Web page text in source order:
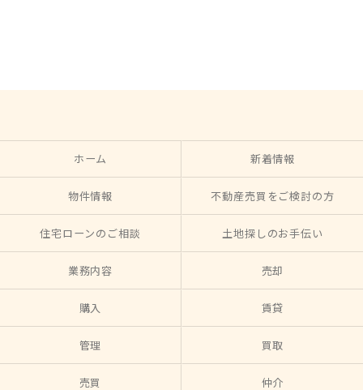
ホーム 新着情報
物件情報 不動産売買をご検討の方
住宅ローンのご相談 土地探しのお手伝い
業務内容 売却
購入 賃貸
管理 買取
売買 仲介